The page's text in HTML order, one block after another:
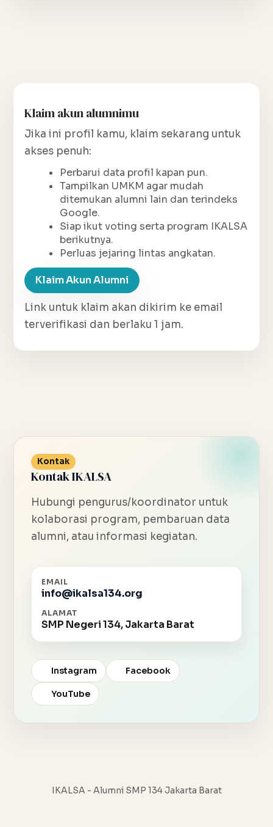
Klaim akun alumnimu
Jika ini profil kamu, klaim sekarang untuk
akses penuh:
Perbarui data profil kapan pun.
Tampilkan UMKM agar mudah
ditemukan alumni lain dan terindeks
Google.
Siap ikut voting serta program IKALSA
berikutnya.
Perluas jejaring lintas angkatan.
Klaim Akun Alumni
Link untuk klaim akan dikirim ke email
terverifikasi dan berlaku 1 jam.
Kontak
Kontak IKALSA
Hubungi pengurus/koordinator untuk
kolaborasi program, pembaruan data
alumni, atau informasi kegiatan.
EMAIL
info@ikalsa134.org
ALAMAT
SMP Negeri 134, Jakarta Barat
Instagram Facebook
YouTube
IKALSA - Alumni SMP 134 Jakarta Barat